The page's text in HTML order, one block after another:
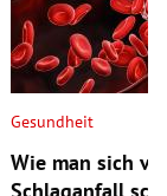
Gesundheit
Wie man sich